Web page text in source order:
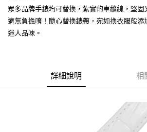
運送方式
全家取貨付款
每筆NT$60，滿NT$1,000(含以上)免運費
每筆NT$60，滿NT$1,000(含以上)免運費
眾多品牌手錶均可替換，紮實的車縫線，堅固
適無負擔唷！隨心替換錶帶，宛如換衣服般添
迷人品味。
詳細說明 相